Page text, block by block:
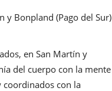
y Bonpland (Pago del Sur)
en San Martín y
del cuerpo con la mente
coordinados con la